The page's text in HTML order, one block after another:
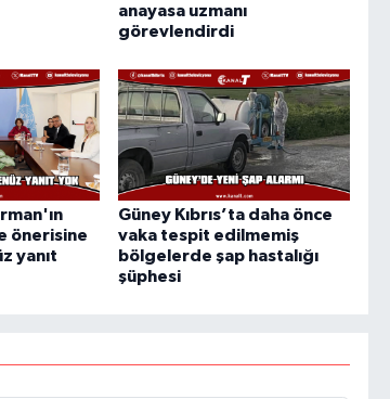
anayasa uzmanı
görevlendirdi
önerisine
yanıt
Güney Kıbrıs’ta daha önce
vaka tespit edilmemiş
bölgelerde şap hastalığı
şüphesi